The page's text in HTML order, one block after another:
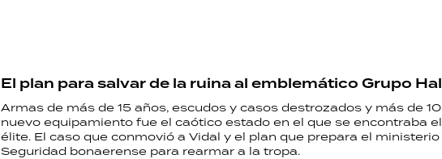
El plan para salvar de la ruina al emblemático Grupo
Armas de más de 15 años, escudos y casos destrozados y más de
nuevo equipamiento fue el caótico estado en el que se encontraba
élite. El caso que conmovió a Vidal y el plan que prepara el ministerio
Seguridad bonaerense para rearmar a la tropa.